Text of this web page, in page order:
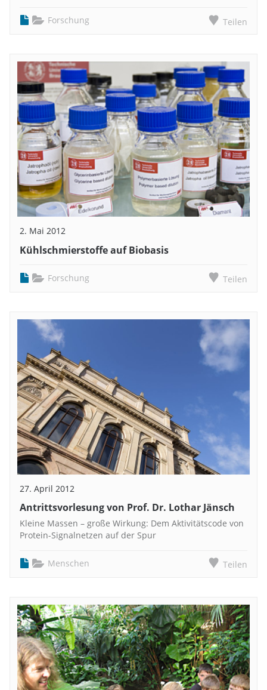
Forschung Teilen
2. Mai 2012
Kühlschmierstoffe auf Biobasis
Forschung Teilen
27. April 2012
Antrittsvorlesung von Prof. Dr. Lothar Jänsch
Kleine Massen – große Wirkung: Dem Aktivitätscode von
Protein-Signalnetzen auf der Spur
Menschen Teilen